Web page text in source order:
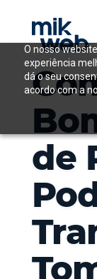
O nosso
experiência
dá o seu
acordo com a
de